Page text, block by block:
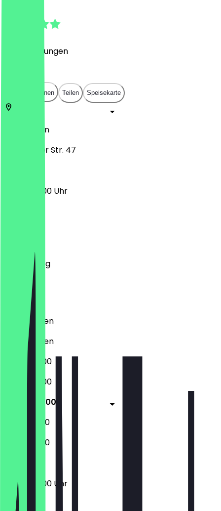
Bewertungen
In App öffnen Teilen Speisekarte
Bonn
Frankfurter Str. 47
09:00 - 17:00 Uhr
Mittwoch
Donnerstag
Freitag
Samstag
Sonntag
Geschlossen
Geschlossen
09:00 - 17:00
09:00 - 17:00
09:00 - 17:00
10:00 - 17:00
10:00 - 17:00
09:00 - 17:00 Uhr